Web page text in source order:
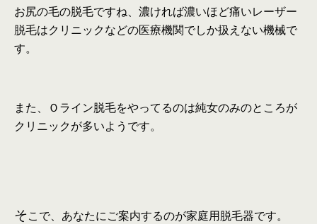
お尻の毛の脱毛ですね、濃ければ濃いほど痛いレーザー
脱毛はクリニックなどの医療機関でしか扱えない機械で
す。
また、Ｏライン脱毛をやってるのは純女のみのところが
クリニックが多いようです。
そこで、あなたにご案内するのが家庭用脱毛器です。